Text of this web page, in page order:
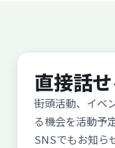
直接話
街頭活動、イベ
る機会を活動予
SNSでもお知ら